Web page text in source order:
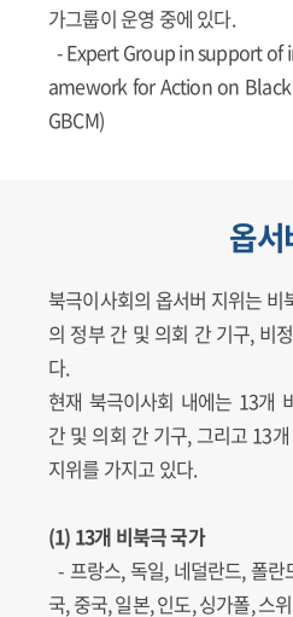
가그룹이 운영 중에 있다.
- Expert Group in support
amework for Action on
GBCM)
옵서
북극이사회의 옵서버 지위는 비
의 정부 간 및 의회 간 기구, 비
다.
현재 북극이사회 내에는 13개
간 및 의회 간 기구, 그리고 13
지위를 가지고 있다.
(1) 13개 비북극 국가
- 프랑스, 독일, 네덜란드, 폴
국, 중국, 일본, 인도, 싱가폴, 스